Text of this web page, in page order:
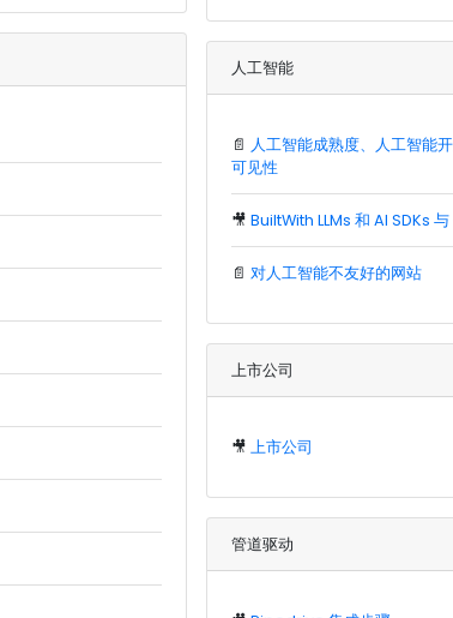
人工智能
📄 人工智能成熟度、人工智能
可见性
🎥BuiltWith LLMs 和 AI SDKs
📄对人工智能不友好的网站
上市公司
🎥上市公司
管道驱动